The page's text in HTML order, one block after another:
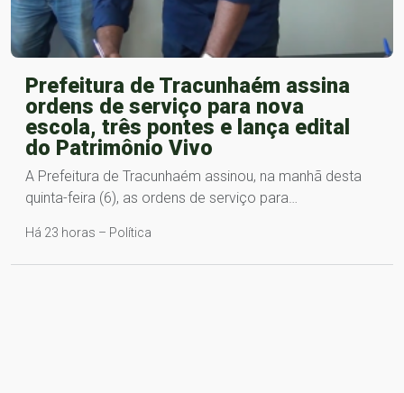
Prefeitura de Tracunhaém assina
ordens de serviço para nova
escola, três pontes e lança edital
do Patrimônio Vivo
A Prefeitura de Tracunhaém assinou, na manhã desta
quinta-feira (6), as ordens de serviço para…
Há 23 horas – Política